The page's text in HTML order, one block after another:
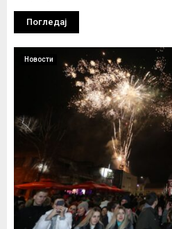
Погледај
Новости